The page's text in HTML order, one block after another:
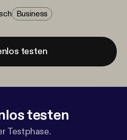
Business
testen
testen
Testphase.